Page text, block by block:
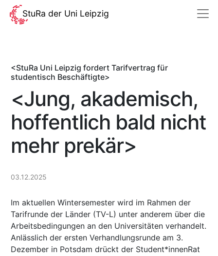
StuRa der Uni Leipzig
<StuRa Uni Leipzig fordert Tarifvertrag für
studentisch Beschäftigte>
<Jung, akademisch,
hoffentlich bald nicht
mehr prekär>
03.12.2025
Im aktuellen Wintersemester wird im Rahmen der
Tarifrunde der Länder (TV-L) unter anderem über die
Arbeitsbedingungen an den Universitäten verhandelt.
Anlässlich der ersten Verhandlungsrunde am 3.
Dezember in Potsdam drückt der Student*innenRat